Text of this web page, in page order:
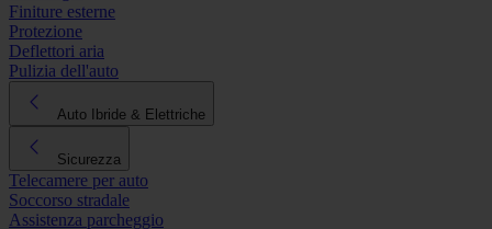
Finiture esterne
Protezione
Deflettori aria
Pulizia dell'auto
Auto Ibride & Elettriche
Sicurezza
Telecamere per auto
Soccorso stradale
Assistenza parcheggio